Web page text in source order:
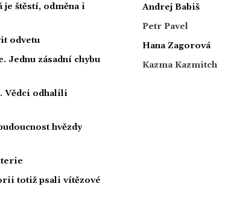
je štěstí, odměna i
odvetu
Jednu zásadní chybu
Vědci odhalili
hvězdy
totiž psali vítězové
Andrej Babiš
Petr Pavel
Hana Zagorová
Kazma Kazmitch